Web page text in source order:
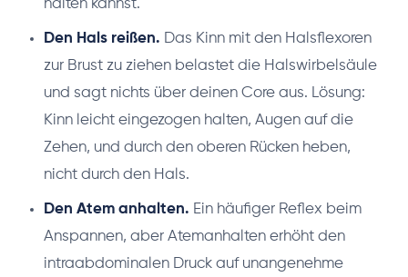
halten kannst.
Den Hals reißen. Das Kinn mit den Halsflexoren
zur Brust zu ziehen belastet die Halswirbelsäule
und sagt nichts über deinen Core aus. Lösung:
Kinn leicht eingezogen halten, Augen auf die
Zehen, und durch den oberen Rücken heben,
nicht durch den Hals.
Den Atem anhalten. Ein häufiger Reflex beim
Anspannen, aber Atemanhalten erhöht den
intraabdominalen Druck auf unangenehme